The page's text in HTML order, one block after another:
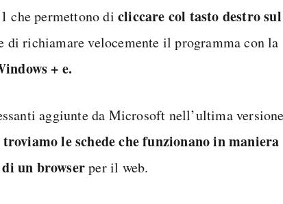
che permettono dicliccare col tasto destro sul
di richiamare velocemente il programma con la
+ e.
aggiunte da Microsoft nell’ultima
troviamo le schede che funzionano in maniera
un browserper il web.